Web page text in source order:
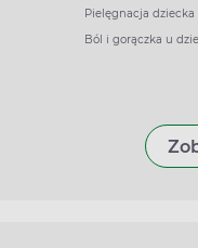
Pielęgnacja dziecka
Ból i gorączka u